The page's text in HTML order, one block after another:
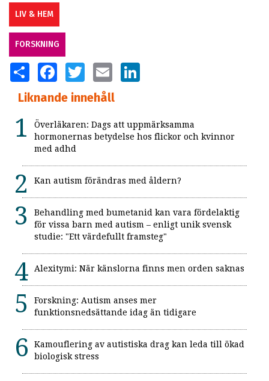
LIV & HEM
FORSKNING
SHARE FACEBOOKTWITTER EMAIL
Liknande innehåll
Överläkaren: Dags att uppmärksamma
hormonernas betydelse hos flickor och kvinnor
med adhd
Kan autism förändras med åldern?
Behandling med bumetanid kan vara fördelaktig
för vissa barn med autism – enligt unik svensk
studie: "Ett värdefullt framsteg"
Alexitymi: När känslorna finns men orden saknas
Forskning: Autism anses mer
funktionsnedsättande idag än tidigare
Kamouflering av autistiska drag kan leda till ökad
biologisk stress